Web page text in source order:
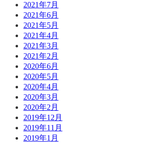
2021年7月
2021年6月
2021年5月
2021年4月
2021年3月
2021年2月
2020年6月
2020年5月
2020年4月
2020年3月
2020年2月
2019年12月
2019年11月
2019年1月